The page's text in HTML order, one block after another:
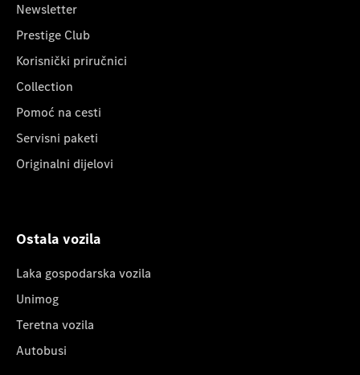
Newsletter
Prestige Club
Korisnički priručnici
Collection
Pomoć na cesti
Servisni paketi
Originalni dijelovi
Ostala vozila
Laka gospodarska vozila
Unimog
Teretna vozila
Autobusi